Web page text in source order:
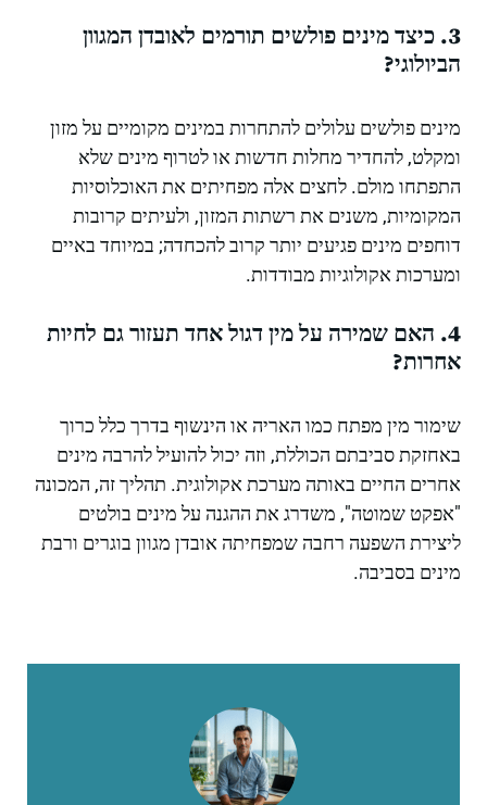
3. כיצד מינים פולשים תורמים לאובדן המגוון
הביולוגי?
מינים פולשים עלולים להתחרות במינים מקומיים על מזון
ומקלט, להחדיר מחלות חדשות או לטרוף מינים שלא
התפתחו מולם. לחצים אלה מפחיתים את האוכלוסיות
המקומיות, משנים את רשתות המזון, ולעיתים קרובות
דוחפים מינים פגיעים יותר קרוב להכחדה; במיוחד באיים
ומערכות אקולוגיות מבודדות.
4. האם שמירה על מין דגול אחד תעזור גם לחיות
אחרות?
שימור מין מפתח כמו האריה או הינשוף בדרך כלל כרוך
באחזקת סביבתם הכוללת, וזה יכול להועיל להרבה מינים
אחרים החיים באותה מערכת אקולוגית. תהליך זה, המכונה
"אפקט שמוטה", משדרג את ההגנה על מינים בולטים
ליצירת השפעה רחבה שמפחיתה אובדן מגוון בוגרים ורבת
מינים בסביבה.